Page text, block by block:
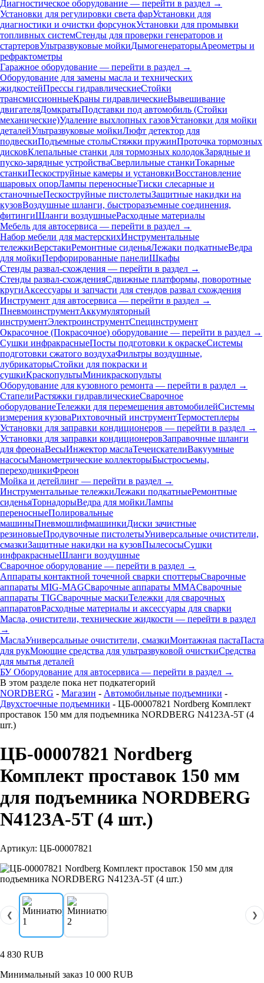
Диагностическое оборудование — перейти в раздел →
Установки для регулировки света фарУстановки для
диагностики и очистки форсунокУстановки для промывки
топливных системСтенды для проверки генераторов и
стартеровУльтразвуковые мойкиДымогенераторыАреометры и
рефрактометры
Гаражное оборудование — перейти в раздел →
Оборудование для замены масла и технических
жидкостейПрессы гидравлическиеСтойки
трансмиссионныеКраны гидравлическиеВывешивание
двигателяДомкратыПодставки под автомобиль (Стойки
механические)Удаление выхлопных газовУстановки для мойки
деталейУльтразвуковые мойкиЛюфт детектор для
подвескиПодъемные столыСтяжки пружинПроточка тормозных
дисковКлепальные станки для тормозных колодокЗарядные и
пуско-зарядные устройстваСверлильные станкиТокарные
станкиПескоструйные камеры и установкиВосстановление
шаровых опорЛампы переносныеТиски слесарные и
станочныеПескоструйные пистолетыЗащитные накидки на
кузовВоздушные шланги, быстроразъемные соединения,
фитингиШланги воздушныеРасходные материалы
Мебель для автосервиса — перейти в раздел →
Набор мебели для мастерскихИнструментальные
тележкиВерстакиРемонтные сиденьяЛежаки подкатныеВедра
для мойкиПерфорированные панелиШкафы
Стенды развал-схождения — перейти в раздел →
Стенды развал-схожденияСдвижные платформы, поворотные
кругиАксессуары и запчасти для стендов развал схождения
Инструмент для автосервиса — перейти в раздел →
ПневмоинструментАккумуляторный
инструментЭлектроинструментСпецинструмент
Окрасочное (Покрасочное) оборудование — перейти в раздел →
Сушки инфракрасныеПосты подготовки к окраскеСистемы
подготовки сжатого воздухаФильтры воздушные,
лубрикаторыСтойки для покраски и
сушкиКраскопультыМиникраскопульты
Оборудование для кузовного ремонта — перейти в раздел →
СтапелиРастяжки гидравлическиеСварочное
оборудованиеТележки для перемещения автомобилейСистемы
измерения кузоваРихтовочный инструментТермостеплеры
Установки для заправки кондиционеров — перейти в раздел →
Установки для заправки кондиционеровЗаправочные шланги
для фреонаВесыИнжектор маслаТечеискателиВакуумные
насосыМанометрические коллекторыБыстросъемы,
переходникиФреон
Мойка и детейлинг — перейти в раздел →
Инструментальные тележкиЛежаки подкатныеРемонтные
сиденьяТорнадорыВедра для мойкиЛампы
переносныеПолировальные
машиныПневмошлифмашинкиДиски зачистные
резиновыеПродувочные пистолетыУниверсальные очистители,
смазкиЗащитные накидки на кузовПылесосыСушки
инфракрасныеШланги воздушные
Сварочное оборудование — перейти в раздел →
Аппараты контактной точечной сварки cпоттерыСварочные
аппараты MIG-MAGСварочные аппараты MMAСварочные
аппараты TIGСварочные маскиТележки для сварочных
аппаратовРасходные материалы и аксессуары для сварки
Масла, очистители, технические жидкости — перейти в раздел
→
МаслаУниверсальные очистители, смазкиМонтажная пастаПаста
для рукМоющие средства для ультразвуковой очисткиСредства
для мытья деталей
БУ Оборудование для автосервиса — перейти в раздел →
В этом разделе пока нет подкатегорий
NORDBERG - Магазин - Автомобильные подъемники -
Двухстоечные подъемники - ЦБ-00007821 Nordberg Комплект
проставок 150 мм для подъемника NORDBERG N4123A-5T (4
шт.)
ЦБ-00007821 Nordberg
Комплект проставок 150 мм
для подъемника NORDBERG
N4123A-5T (4 шт.)
Артикул: ЦБ-00007821
❮ ❯
4 830 RUB
Минимальный заказ 10 000 RUB